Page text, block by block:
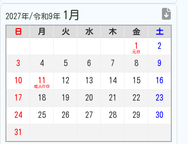
2027年/令和9年 1月
日 月 火 水 木 金
土
1
元日
2
3 4 5 6 7 8 9
10 11
成人の日
12 13 14 15 16
17 18 19 20 21 22 23
24 25 26 27 28 29 30
31